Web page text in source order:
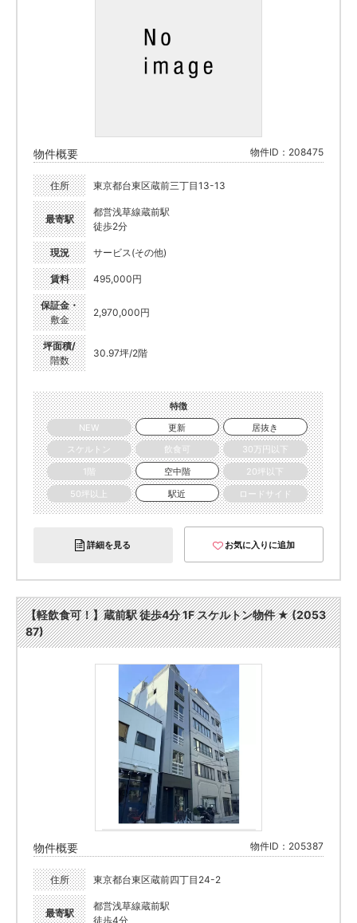
物件概要 物件ID：208475
住所 東京都台東区蔵前三丁目13-13
最寄駅
都営浅草線蔵前駅
徒歩2分
現況 サービス(その他)
賃料 495,000円
保証金・
敷金
2,970,000円
坪面積/
階数
30.97坪/2階
特徴
NEW
更新
居抜き
スケルトン
飲食可
30万円以下
1階
空中階
20坪以下
50坪以上
駅近 ロードサイド
詳細を見る お気に入りに追加
【軽飲食可！】蔵前駅 徒歩4分 1F スケルトン物件 ★ (2053
87)
物件概要 物件ID：205387
住所 東京都台東区蔵前四丁目24-2
最寄駅
都営浅草線蔵前駅
徒歩4分